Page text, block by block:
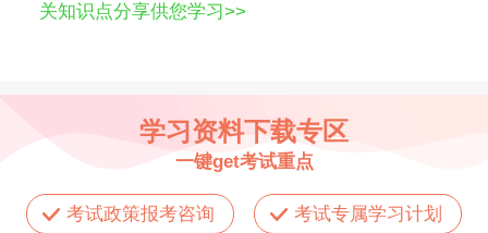
关知识点分享供您学习>>
学习资料下载专区
一键get考试重点
考试政策报考咨询 考试专属学习计划